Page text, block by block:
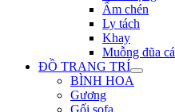
Ấm chén
Ly tách
Khay
Muỗng đũa
ĐỒ TRANG TRÍ
BÌNH HOA
Gương
Gối sofa